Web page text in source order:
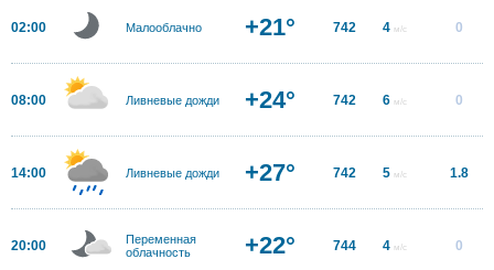
02:00 Малооблачно +21° 742 4 м/с 0
08:00 Ливневые дожди +24° 742 6 м/с 0
14:00 Ливневые дожди +27° 742 5 м/с 1.8
20:00
Переменная
облачность
+22° 744 4 м/с 0